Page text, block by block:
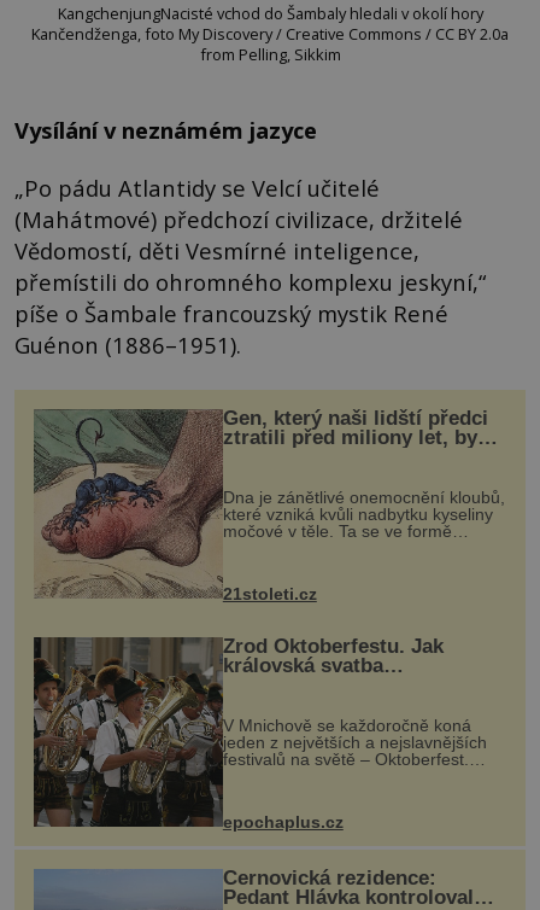
KangchenjungNacisté vchod do Šambaly hledali v okolí hory
Kančendženga, foto My Discovery / Creative Commons / CC BY 2.0a
from Pelling, Sikkim
Vysílání v neznámém jazyce
„Po pádu Atlantidy se Velcí učitelé
(Mahátmové) předchozí civilizace, držitelé
Vědomostí, děti Vesmírné inteligence,
přemístili do ohromného komplexu jeskyní,“
píše o Šambale francouzský mystik René
Guénon (1886–1951).
Gen, který naši lidští předci
ztratili před miliony let, by
mohl pomoci s léčbou
„nemoci králů“
Dna je zánětlivé onemocnění kloubů,
které vzniká kvůli nadbytku kyseliny
močové v těle. Ta se ve formě
nohou, a způsobuje bole...
21stoleti.cz
Zrod Oktoberfestu. Jak
královská svatba
odstartovala největší pivní
festival světa
V Mnichově se každoročně koná
jeden z největších a nejslavnějších
festivalů na světě – Oktoberfest.
návštěvníků, kteří si vychutnávají
kultur...
epochaplus.cz
Černovická rezidence:
Pedant Hlávka kontroloval